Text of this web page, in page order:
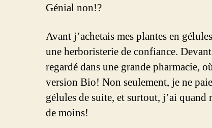
Génial non!?
Avant j’achetais mes plantes en
une herboristerie de confiance.
regardé dans une grande pharmacie,
version Bio! Non seulement, je ne
gélules de suite, et surtout, j’ai
de moins!